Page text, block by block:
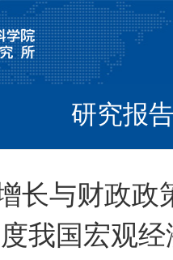
研究报
长与财政
我国宏观